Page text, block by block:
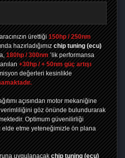
ürettiği 150hp / 250nm
hazırladığımız chip tuning (ecu)
180hp / 300nm ’lik performansa
+30hp / + 50nm güç artışı
değerleri kesinlikle
açısından motor mekaniğine
göz önünde bulundurarak
Optimum güvenilirliği
etme yeteneğimizle ön plana
uygulanacak chip tuning (ecu)